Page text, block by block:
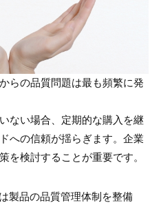
らの品質問題は最も頻繁に発
ない場合、定期的な購入を継
への信頼が揺らぎます。企業
を検討することが重要です。
製品の品質管理体制を整備